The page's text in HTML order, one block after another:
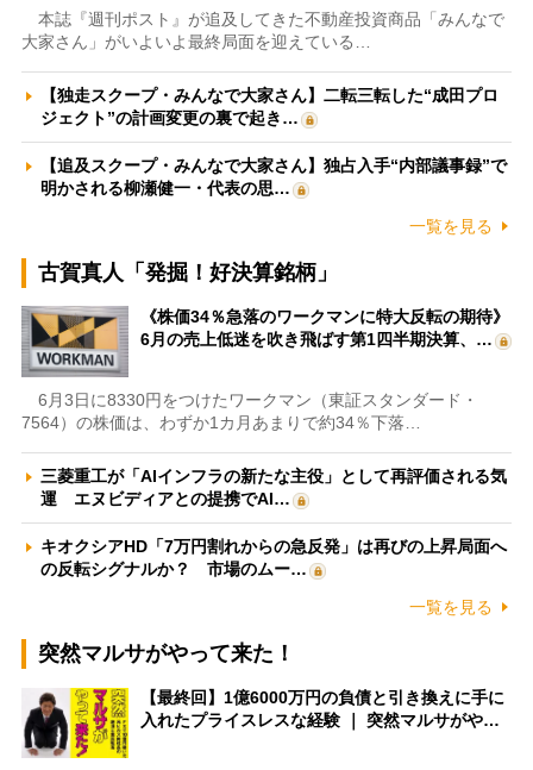
本誌『週刊ポスト』が追及してきた不動産投資商品「みんなで
大家さん」がいよいよ最終局面を迎えている…
【独走スクープ・みんなで大家さん】二転三転した“成田プロ
ジェクト”の計画変更の裏で起き…
【追及スクープ・みんなで大家さん】独占入手“内部議事録”で
明かされる柳瀬健一・代表の思…
一覧を見る
古賀真人「発掘！好決算銘柄」
《株価34％急落のワークマンに特大反転の期待》
6月の売上低迷を吹き飛ばす第1四半期決算、…
6月3日に8330円をつけたワークマン（東証スタンダード・
7564）の株価は、わずか1カ月あまりで約34％下落…
三菱重工が「AIインフラの新たな主役」として再評価される気
運 エヌビディアとの提携でAI…
キオクシアHD「7万円割れからの急反発」は再びの上昇局面へ
の反転シグナルか？ 市場のムー…
一覧を見る
突然マルサがやって来た！
【最終回】1億6000万円の負債と引き換えに手に
入れたプライスレスな経験 ｜ 突然マルサがや…